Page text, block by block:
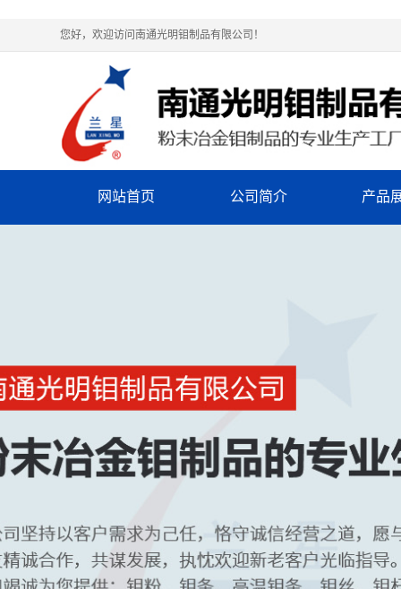
您好，欢迎访问南通光明钼制品有限公司！
网站首页 公司简介 产品